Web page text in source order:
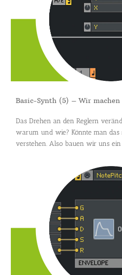
Basic-Synth (5) – Wir
Das Drehen an den Reglern
warum und wie? Könnte man das
verstehen. Also bauen wir uns ein